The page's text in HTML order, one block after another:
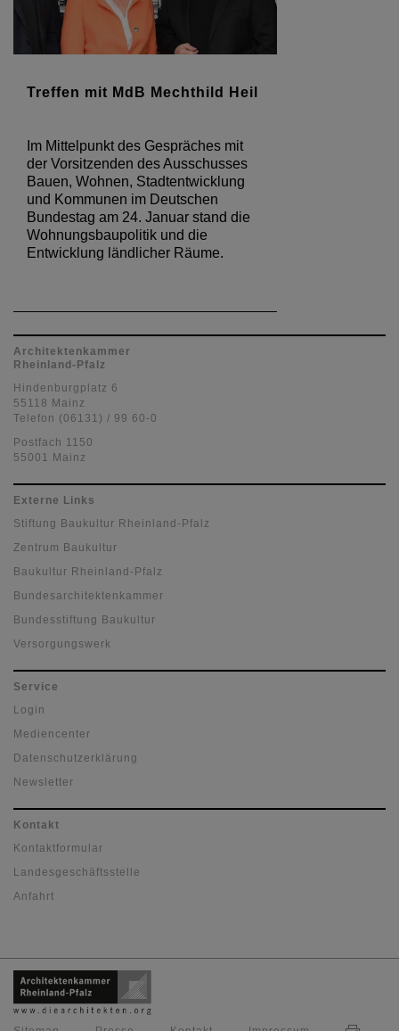
Treffen mit MdB Mechthild Heil
Im Mittelpunkt des Gespräches mit
der Vorsitzenden des Ausschusses
Bauen, Wohnen, Stadtentwicklung
und Kommunen im Deutschen
Bundestag am 24. Januar stand die
Wohnungsbaupolitik und die
Entwicklung ländlicher Räume.
Architektenkammer
Rheinland-Pfalz
Hindenburgplatz 6
55118 Mainz
Telefon (06131) / 99 60-0
Postfach 1150
55001 Mainz
Externe Links
Stiftung Baukultur Rheinland-Pfalz
Zentrum Baukultur
Baukultur Rheinland-Pfalz
Bundesarchitektenkammer
Bundesstiftung Baukultur
Versorgungswerk
Service
Login
Mediencenter
Datenschutzerklärung
Newsletter
Kontakt
Kontaktformular
Landesgeschäftsstelle
Anfahrt